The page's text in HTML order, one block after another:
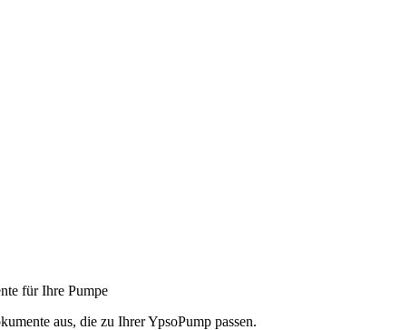
für Ihre Pumpe
aus, die zu Ihrer YpsoPump passen.